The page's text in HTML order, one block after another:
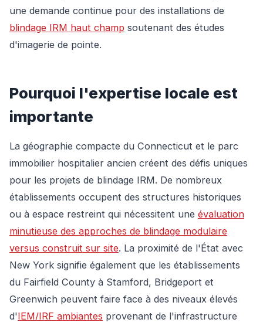
une demande continue pour des installations de
blindage IRM haut champ soutenant des études
d'imagerie de pointe.
Pourquoi l'expertise locale est
importante
La géographie compacte du Connecticut et le parc
immobilier hospitalier ancien créent des défis uniques
pour les projets de blindage IRM. De nombreux
établissements occupent des structures historiques
ou à espace restreint qui nécessitent une évaluation
minutieuse des approches de blindage modulaire
versus construit sur site. La proximité de l'État avec
New York signifie également que les établissements
du Fairfield County à Stamford, Bridgeport et
Greenwich peuvent faire face à des niveaux élevés
d'IEM/IRF ambiantes provenant de l'infrastructure